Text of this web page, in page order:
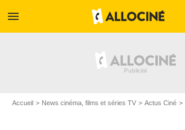
menu
Accueil News cinéma, films et séries TV Actus Ciné